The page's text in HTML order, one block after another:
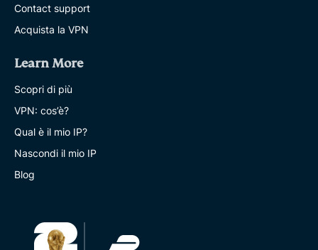
Contact support
Acquista la VPN
Learn More
Scopri di più
VPN: cos’è?
Qual è il mio IP?
Nascondi il mio IP
Blog